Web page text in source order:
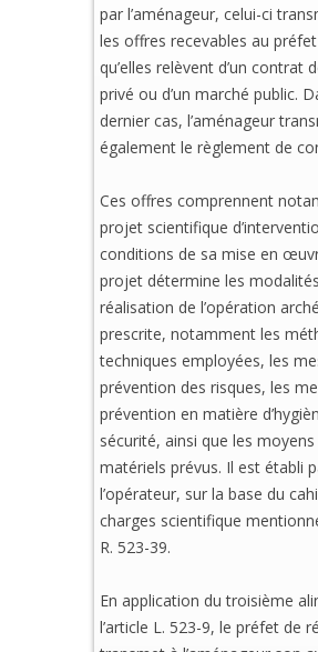
par l’aménageur, celui-ci
les offres recevables au
qu’elles relèvent d’un contrat
privé ou d’un marché public.
dernier cas, l’aménageur
également le règlement de
Ces offres comprennent
projet scientifique
conditions de sa mise en
projet détermine les
réalisation de l’opération
prescrite, notamment les
techniques employées, les
prévention des risques, les
prévention en matière
sécurité, ainsi que les
matériels prévus. Il est établi
l’opérateur, sur la base du
charges scientifique
R. 523-39.
En application du troisième
l’article L. 523-9, le préfet de